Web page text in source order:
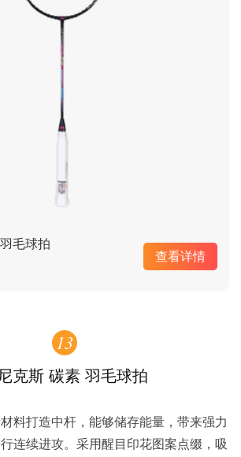
毛球拍
查看详情
13
克斯 碳素 羽毛球拍
料打造中杆，能够储存能量，带来强力
连续进攻。采用醒目印花图案点缀，吸